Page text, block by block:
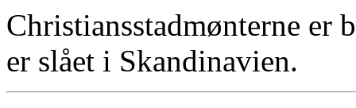
Christiansstadmønterne er
er slået i Skandinavien.